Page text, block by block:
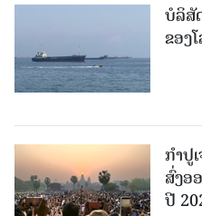
ບໍລິສັ
ຂອງ
ກຳປູ
ສົ່ງອ
ປີ